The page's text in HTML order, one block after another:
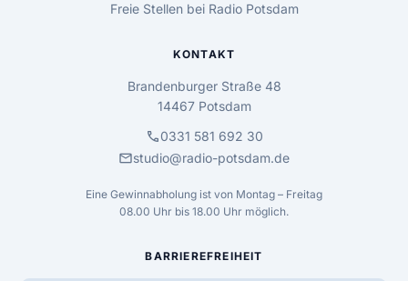
Freie Stellen bei Radio Potsdam
KONTAKT
Brandenburger Straße 48
14467 Potsdam
call0331 581 692 30
mailstudio@radio-potsdam.de
Eine Gewinnabholung ist von Montag – Freitag
08.00 Uhr bis 18.00 Uhr möglich.
BARRIEREFREIHEIT